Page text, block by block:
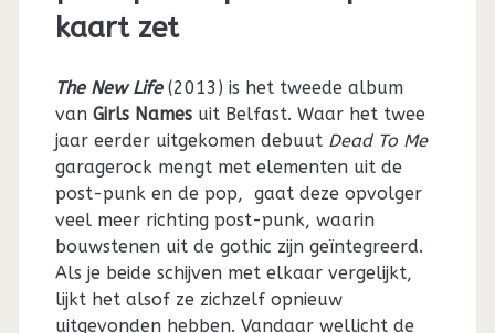
kaart zet
The New Life(2013) is het tweede album
van Girls Namesuit Belfast. Waar het twee
jaar eerder uitgekomen debuut Dead To Me
garagerock mengt met elementen uit de
post-punk en de pop, gaat deze opvolger
veel meer richting post-punk, waarin
bouwstenen uit de gothic zijn geïntegreerd.
Als je beide schijven met elkaar vergelijkt,
lijkt het alsof ze zichzelf opnieuw
uitgevonden hebben. Vandaar wellicht de